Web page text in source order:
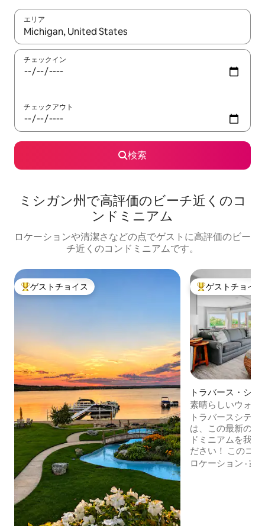
エリア
検索結果が表示されたら、上下の矢印キーを使って移動するか
チェックイン
チェックアウト
検索
ミシガン州で高評価のビーチ近くのコ
ンドミニアム
ロケーションや清潔さなどの点でゲストに高評価のビー
チ近くのコンドミニアムです。
大好評のゲストチョイスです。
ゲストチョイス 大好評のゲスト
ゲストチョイス
トラバース・シテ
ドミニアム
素晴らしいウォー
付きの最新のTC
トラバースシテ
は、この最新のウ
ドミニアムを我
ださい！ このコ
ベイにあり、遮
ロケーション ·家